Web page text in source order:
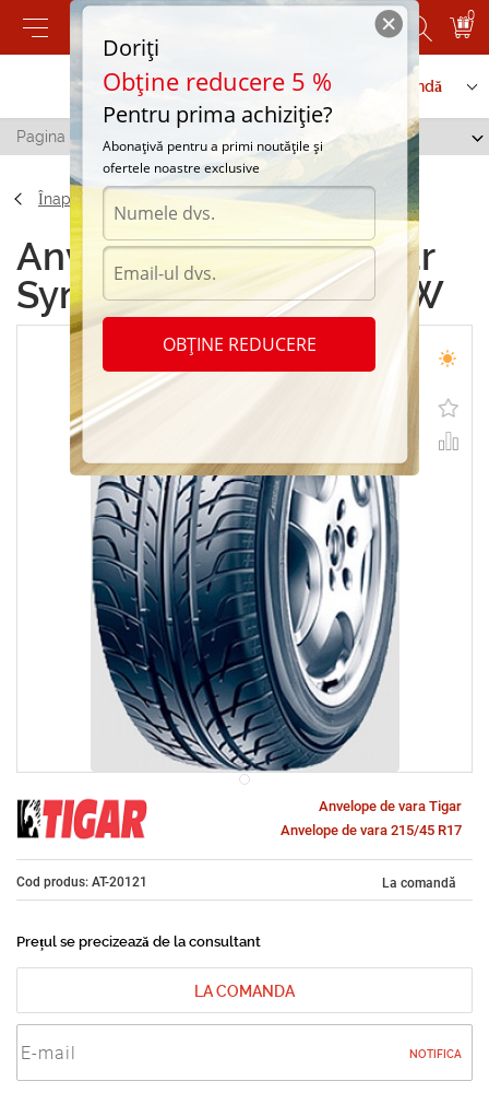
0
Contactați-ne Serviciu de comandă
Pagina principală Tigar Syneris 215/45 R17 93W
Înapoi
Anvelope de vara Tigar
Syneris 215/45 R17 93W
Anvelope de vara Tigar
Anvelope de vara 215/45 R17
Cod produs: AT-20121 La comandă
Prețul se precizează de la consultant
LA COMANDA
NOTIFICA
Doriți
Obține reducere 5 %
Pentru prima achiziție?
Abonațivă pentru a primi noutățile și
ofertele noastre exclusive
OBȚINE REDUCERE